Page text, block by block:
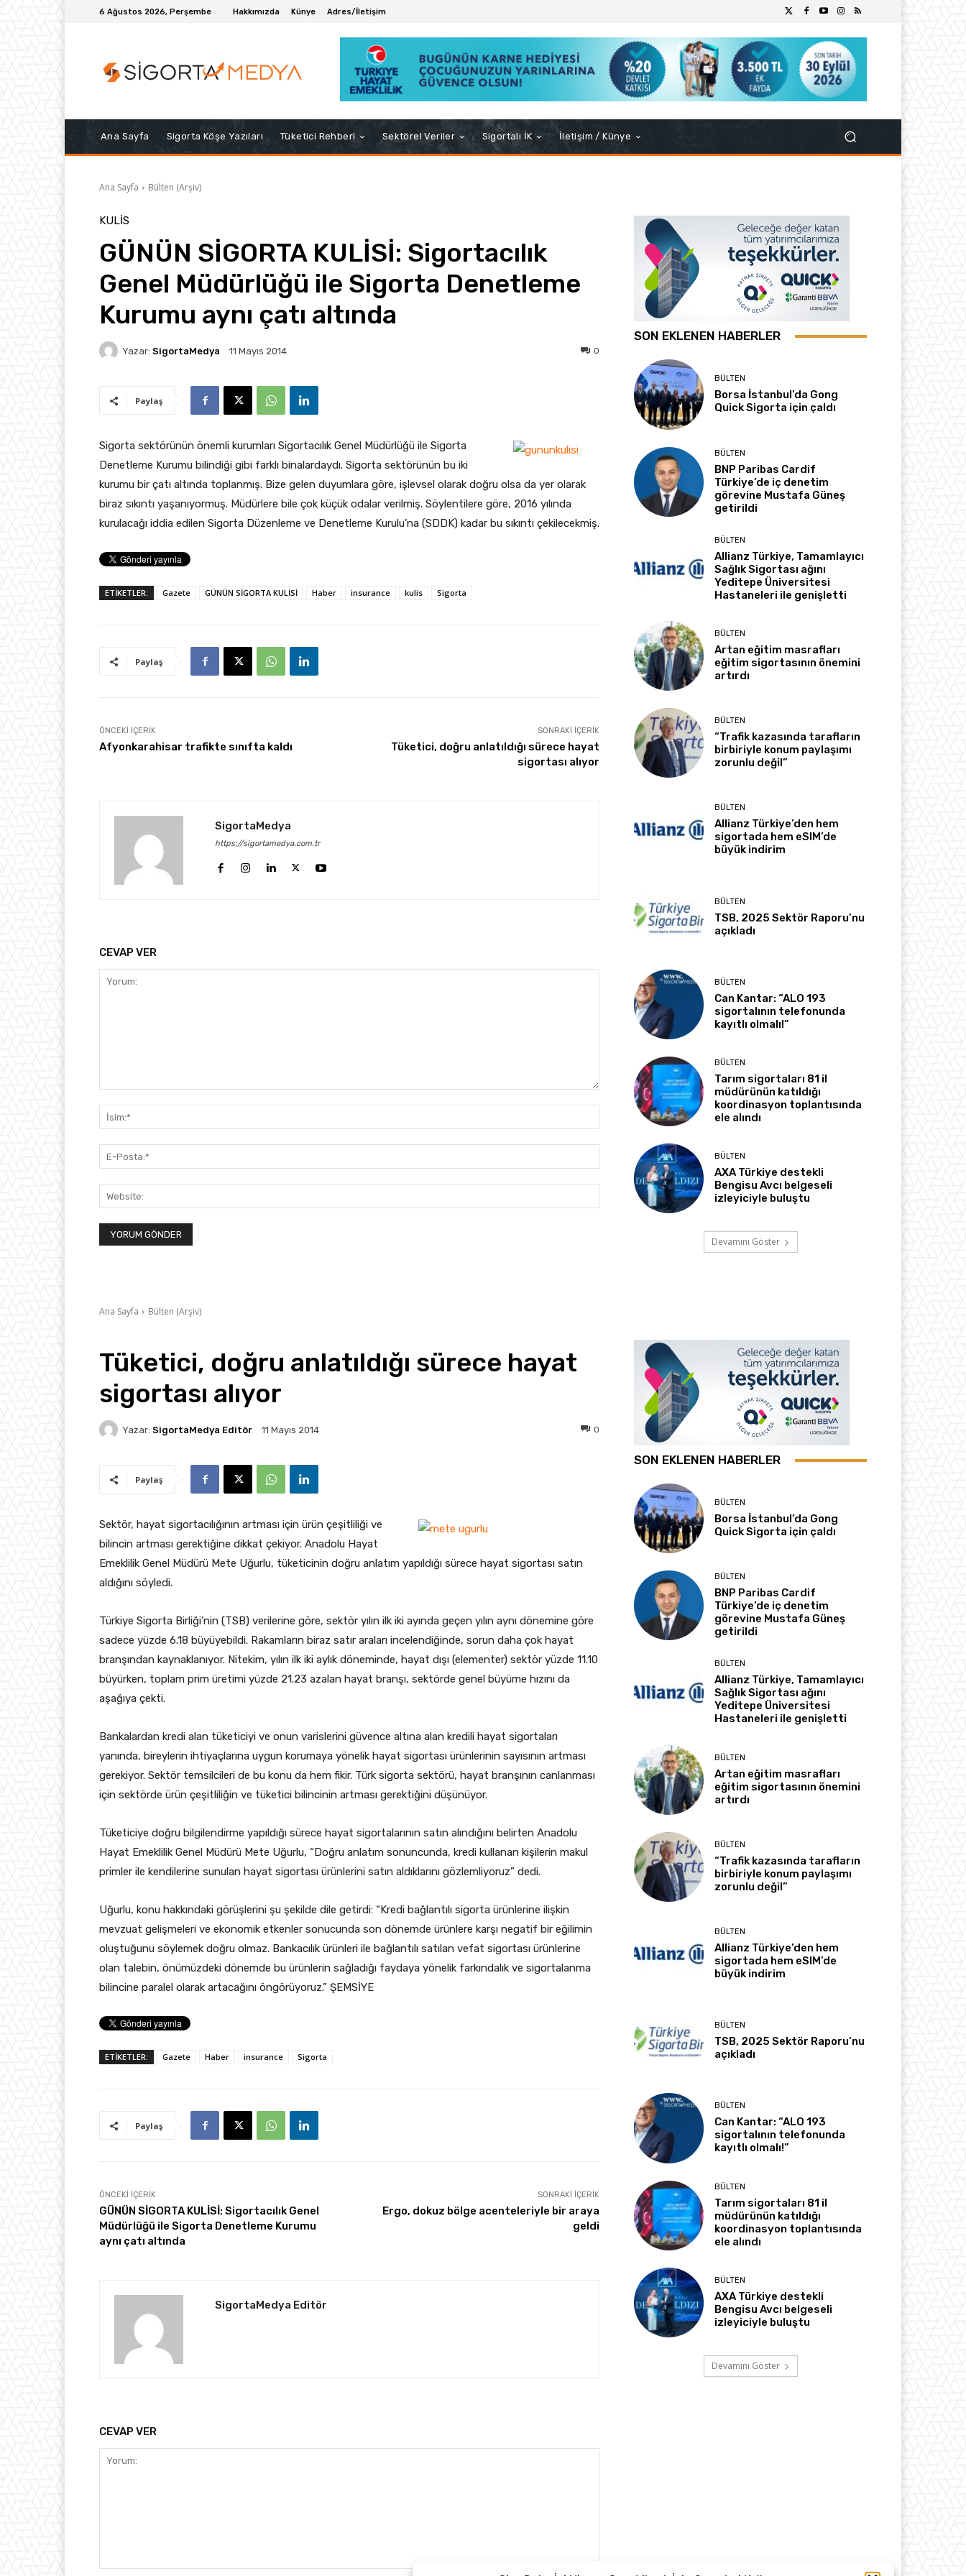
6 Ağustos 2026, Perşembe Hakkımızda Künye Adres/İletişim
Ana Sayfa Sigorta Köşe Yazıları Tüketici Rehberi Sektörel Veriler Sigortalı İK İletişim / Künye
Ana Sayfa Bülten (Arşiv)
KULIS
GÜNÜN SİGORTA KULİSİ: Sigortacılık
Genel Müdürlüğü ile Sigorta Denetleme
Kurumu aynı çatı altında
Yazar: SigortaMedya 11 Mayıs 2014 0
Paylaş
Sigorta sektörünün önemli kurumları Sigortacılık Genel Müdürlüğü ile Sigorta
Denetleme Kurumu bilindiği gibi farklı binalardaydı. Sigorta sektörünün bu iki
kurumu bir çatı altında toplanmış. Bize gelen duyumlara göre, işlevsel olarak doğru olsa da yer olarak
biraz sıkıntı yaşanıyormuş. Müdürlere bile çok küçük odalar verilmiş. Söylentilere göre, 2016 yılında
kurulacağı iddia edilen Sigorta Düzenleme ve Denetleme Kurulu’na (SDDK) kadar bu sıkıntı çekilecekmiş.
ETİKETLER: Gazete GÜNÜN SİGORTA KULİSİ Haber insurance kulis Sigorta
Paylaş
ÖNCEKI İÇERIK
Afyonkarahisar trafikte sınıfta kaldı
SONRAKI İÇERIK
Tüketici, doğru anlatıldığı sürece hayat
sigortası alıyor
SigortaMedya
https://sigortamedya.com.tr
CEVAP VER
Posta:*
Website:
SON EKLENEN HABERLER
BÜLTEN
Borsa İstanbul’da Gong
Quick Sigorta için çaldı
BÜLTEN
BNP Paribas Cardif
Türkiye’de iç denetim
görevine Mustafa Güneş
getirildi
BÜLTEN
Allianz Türkiye, Tamamlayıcı
Sağlık Sigortası ağını
Yeditepe Üniversitesi
Hastaneleri ile genişletti
BÜLTEN
Artan eğitim masrafları
eğitim sigortasının önemini
artırdı
BÜLTEN
“Trafik kazasında tarafların
birbiriyle konum paylaşımı
zorunlu değil”
BÜLTEN
Allianz Türkiye’den hem
sigortada hem eSIM’de
büyük indirim
BÜLTEN
TSB, 2025 Sektör Raporu’nu
açıkladı
BÜLTEN
Can Kantar: “ALO 193
sigortalının telefonunda
kayıtlı olmalı!”
BÜLTEN
Tarım sigortaları 81 il
müdürünün katıldığı
koordinasyon toplantısında
ele alındı
BÜLTEN
AXA Türkiye destekli
Bengisu Avcı belgeseli
izleyiciyle buluştu
Devamını Göster